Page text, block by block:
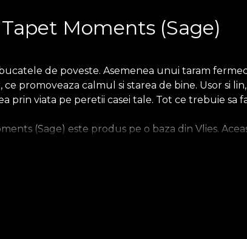
Tapet Moments (Sage)
de poveste. Asemenea unui taram
promoveaza calmul si starea de bine. Usor si
prin viata pe peretii casei tale. Tot ce trebuie sa
(Sage) este produs pe o baza din Vlies.
In final, tapetul Linen, un material